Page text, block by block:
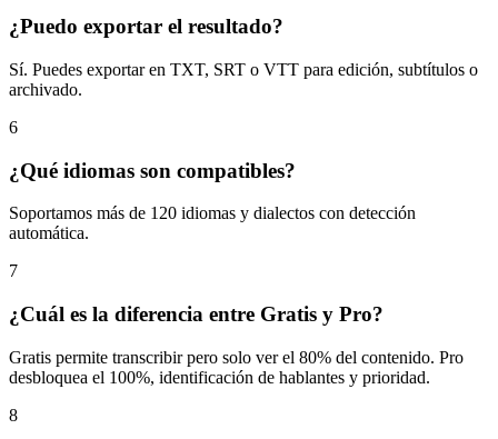
¿Puedo exportar el resultado?
Sí. Puedes exportar en TXT, SRT o VTT para edición, subtítulos o
archivado.
6
¿Qué idiomas son compatibles?
Soportamos más de 120 idiomas y dialectos con detección
automática.
7
¿Cuál es la diferencia entre Gratis y Pro?
Gratis permite transcribir pero solo ver el 80% del contenido. Pro
desbloquea el 100%, identificación de hablantes y prioridad.
8